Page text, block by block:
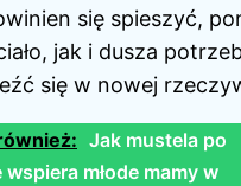
się spieszyć,
jak i dusza
się w nowej
Jak mustela po
młode mamy w